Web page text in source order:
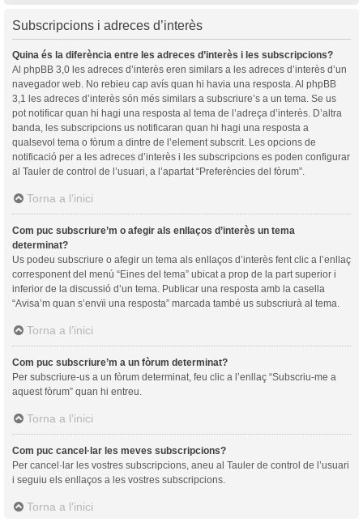
Subscripcions i adreces d’interès
Quina és la diferència entre les adreces d’interès i les subscripcions?
Al phpBB 3,0 les adreces d’interès eren similars a les adreces d’interès d’un
navegador web. No rebieu cap avís quan hi havia una resposta. Al phpBB
3,1 les adreces d’interès són més similars a subscriure’s a un tema. Se us
pot notificar quan hi hagi una resposta al tema de l’adreça d’interès. D’altra
banda, les subscripcions us notificaran quan hi hagi una resposta a
qualsevol tema o fòrum a dintre de l’element subscrit. Les opcions de
notificació per a les adreces d’interès i les subscripcions es poden configurar
al Tauler de control de l’usuari, a l’apartat “Preferències del fòrum”.
Torna a l’inici
Com puc subscriure’m o afegir als enllaços d’interès un tema
determinat?
Us podeu subscriure o afegir un tema als enllaços d’interès fent clic a l’enllaç
corresponent del menú “Eines del tema” ubicat a prop de la part superior i
inferior de la discussió d’un tema. Publicar una resposta amb la casella
“Avisa’m quan s’envïi una resposta” marcada també us subscriurà al tema.
Torna a l’inici
Com puc subscriure’m a un fòrum determinat?
Per subscriure-us a un fòrum determinat, feu clic a l’enllaç “Subscriu-me a
aquest fòrum” quan hi entreu.
Torna a l’inici
Com puc cancel·lar les meves subscripcions?
Per cancel·lar les vostres subscripcions, aneu al Tauler de control de l’usuari
i seguiu els enllaços a les vostres subscripcions.
Torna a l’inici